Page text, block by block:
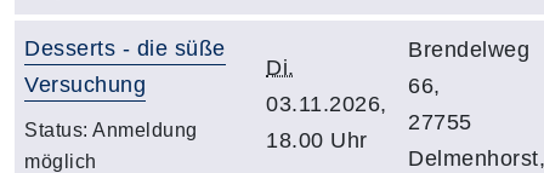
Desserts - die süße
Versuchung
Status: Anmeldung
möglich
Di.
03.11.2026,
18.00 Uhr
Brendelweg
66,
27755
Delmenhorst,